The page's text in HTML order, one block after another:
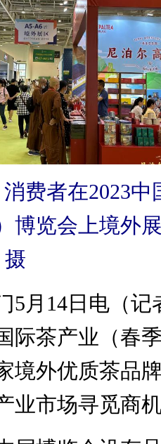
费者在2023中
博览会上境外
14日电（记
际茶产业（春
境外优质茶品
业市场寻觅商